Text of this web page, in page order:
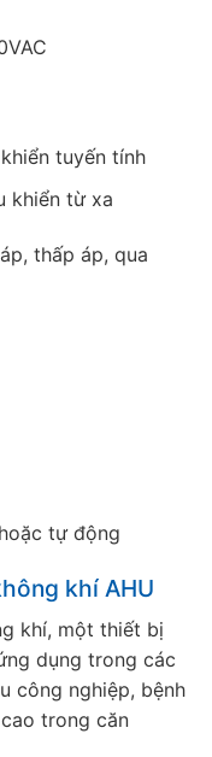
tuyến tính
khiển từ xa
thấp áp, qua
tự động
khí AHU
khí, một thiết bị
dụng trong các
công nghiệp, bệnh
trong căn